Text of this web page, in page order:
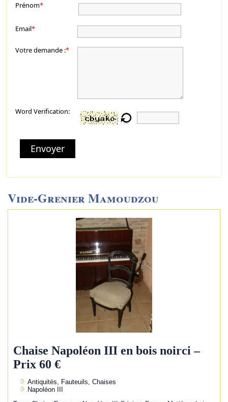
Prénom*
Email*
Votre demande :*
Word Verification:
Envoyer
Vide-Grenier Mamoudzou
Chaise Napoléon III en bois noirci –
Prix 60 €
Antiquités, Fauteuils, Chaises
Napoléon III